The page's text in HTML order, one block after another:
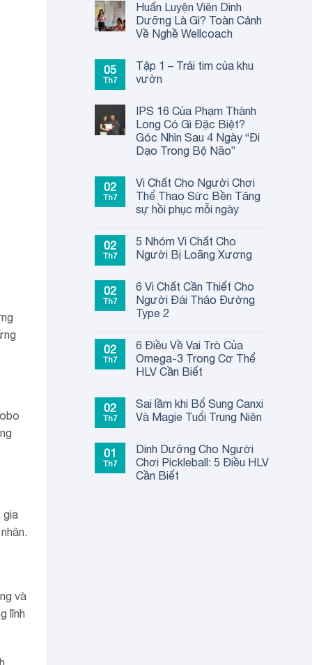
gia
và
lĩnh
Huấn Luyện Viên Dinh
Dưỡng Là Gì? Toàn Cảnh
Về Nghề Wellcoach
05
Th7
Tập 1 – Trái tim của khu
vườn
IPS 16 Của Phạm Thành
Long Có Gì Đặc Biệt?
Góc Nhìn Sau 4 Ngày “Đi
Dạo Trong Bộ Não”
02
Th7
Vi Chất Cho Người Chơi
Thể Thao Sức Bền Tăng
sự hồi phục mỗi ngày
02
Th7
5 Nhóm Vi Chất Cho
Người Bị Loãng Xương
02
Th7
6 Vi Chất Cần Thiết Cho
Người Đái Tháo Đường
Type 2
02
Th7
6 Điều Về Vai Trò Của
Omega-3 Trong Cơ Thể
HLV Cần Biết
02
Th7
Sai lầm khi Bổ Sung Canxi
Và Magie Tuổi Trung Niên
01
Th7
Dinh Dưỡng Cho Người
Chơi Pickleball: 5 Điều HLV
Cần Biết